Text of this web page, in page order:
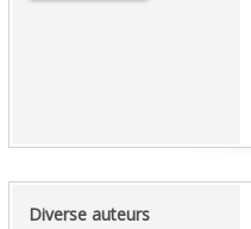
‎Diverse auteurs‎